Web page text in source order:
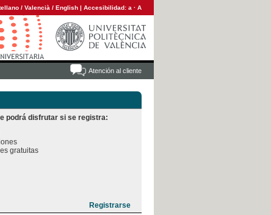
/ Valencià / English | Accesibilidad: a · A
Atención al cliente
podrá disfrutar si se registra:
gratuitas